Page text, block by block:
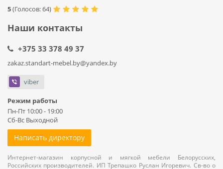
5(Голосов:64)
Наши контакты
+375 33 378 49 37
zakaz.standart-mebel.by@yandex.by
viber
Режим работы
Пн-Пт 10:00 - 19:00
Сб-Вс Выходной
Написать директору
Интернет-магазин корпусной и мягкой мебели Белорусских,
Российских производителей. ИП Трепашко Руслан Игоревич. Св-во о